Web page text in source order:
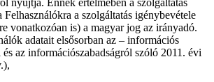
nyújtja. Ennek értelmében a szolgáltatás
a szolgáltatás igénybevétele
vonatkozóan is) a magyar jog az irányadó.
adatait elsősorban az – információs
az információszabadságról szóló 2011. évi